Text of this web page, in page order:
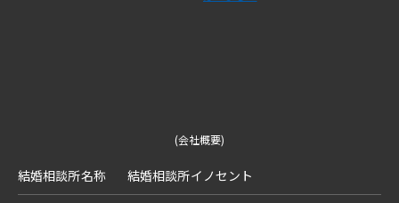
(会社概要)
結婚相談所名称 結婚相談所イノセント